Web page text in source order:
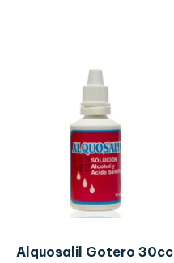
Alquosalil Gotero 30cc